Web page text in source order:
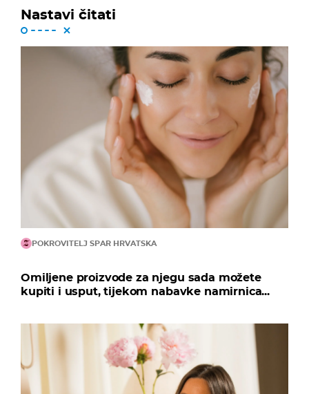
Nastavi čitati
POKROVITELJ SPAR HRVATSKA
Omiljene proizvode za njegu sada možete
kupiti i usput, tijekom nabavke namirnica...